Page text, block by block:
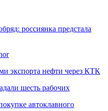
россиянка предстала
экспорта нефти через КТК
шесть рабочих
автоклавного